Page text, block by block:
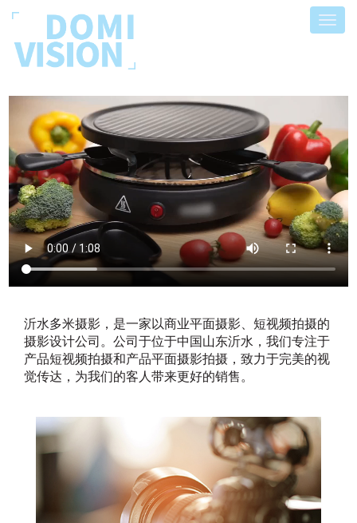
沂水多米摄影，是一家以商业平面摄影、短视频拍摄的
摄影设计公司。公司于位于中国山东沂水，我们专注于
产品短视频拍摄和产品平面摄影拍摄，致力于完美的视
觉传达，为我们的客人带来更好的销售。